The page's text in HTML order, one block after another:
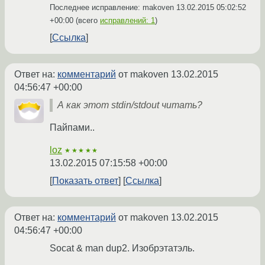
Последнее исправление: makoven 13.02.2015 05:02:52
+00:00 (всего исправлений: 1)
Ссылка
Ответ на: комментарий от makoven 13.02.2015
04:56:47 +00:00
А как этот stdin/stdout читать?
Пайпами..
loz ★★★★★
13.02.2015 07:15:58 +00:00
Показать ответ
Ссылка
Ответ на: комментарий от makoven 13.02.2015
04:56:47 +00:00
Socat & man dup2. Изобрэтатэль.